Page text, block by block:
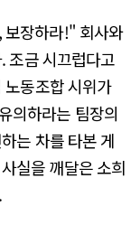
보장하라!" 회사와
조금 시끄럽다고
노동조합 시위가
의하라는 팀장의
는 차를 타본 게
실을 깨달은 소희